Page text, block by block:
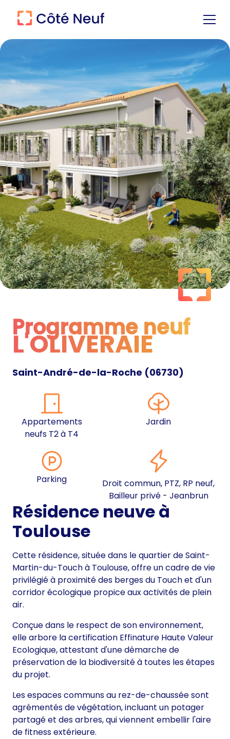
Programme neuf
Programme neuf
L'OLIVERAIE
Saint-André-de-la-Roche (06730)
Appartements
neufs T2 à T4
Jardin
Parking
Droit commun, PTZ, RP neuf,
Bailleur privé - Jeanbrun
Résidence neuve à
Toulouse
Cette résidence, située dans le quartier de Saint-
Martin-du-Touch à Toulouse, offre un cadre de vie
privilégié à proximité des berges du Touch et d'un
corridor écologique propice aux activités de plein
air.
Conçue dans le respect de son environnement,
elle arbore la certification Effinature Haute Valeur
Ecologique, attestant d'une démarche de
préservation de la biodiversité à toutes les étapes
du projet.
Les espaces communs au rez-de-chaussée sont
agrémentés de végétation, incluant un potager
partagé et des arbres, qui viennent embellir l'aire
de fitness extérieure.